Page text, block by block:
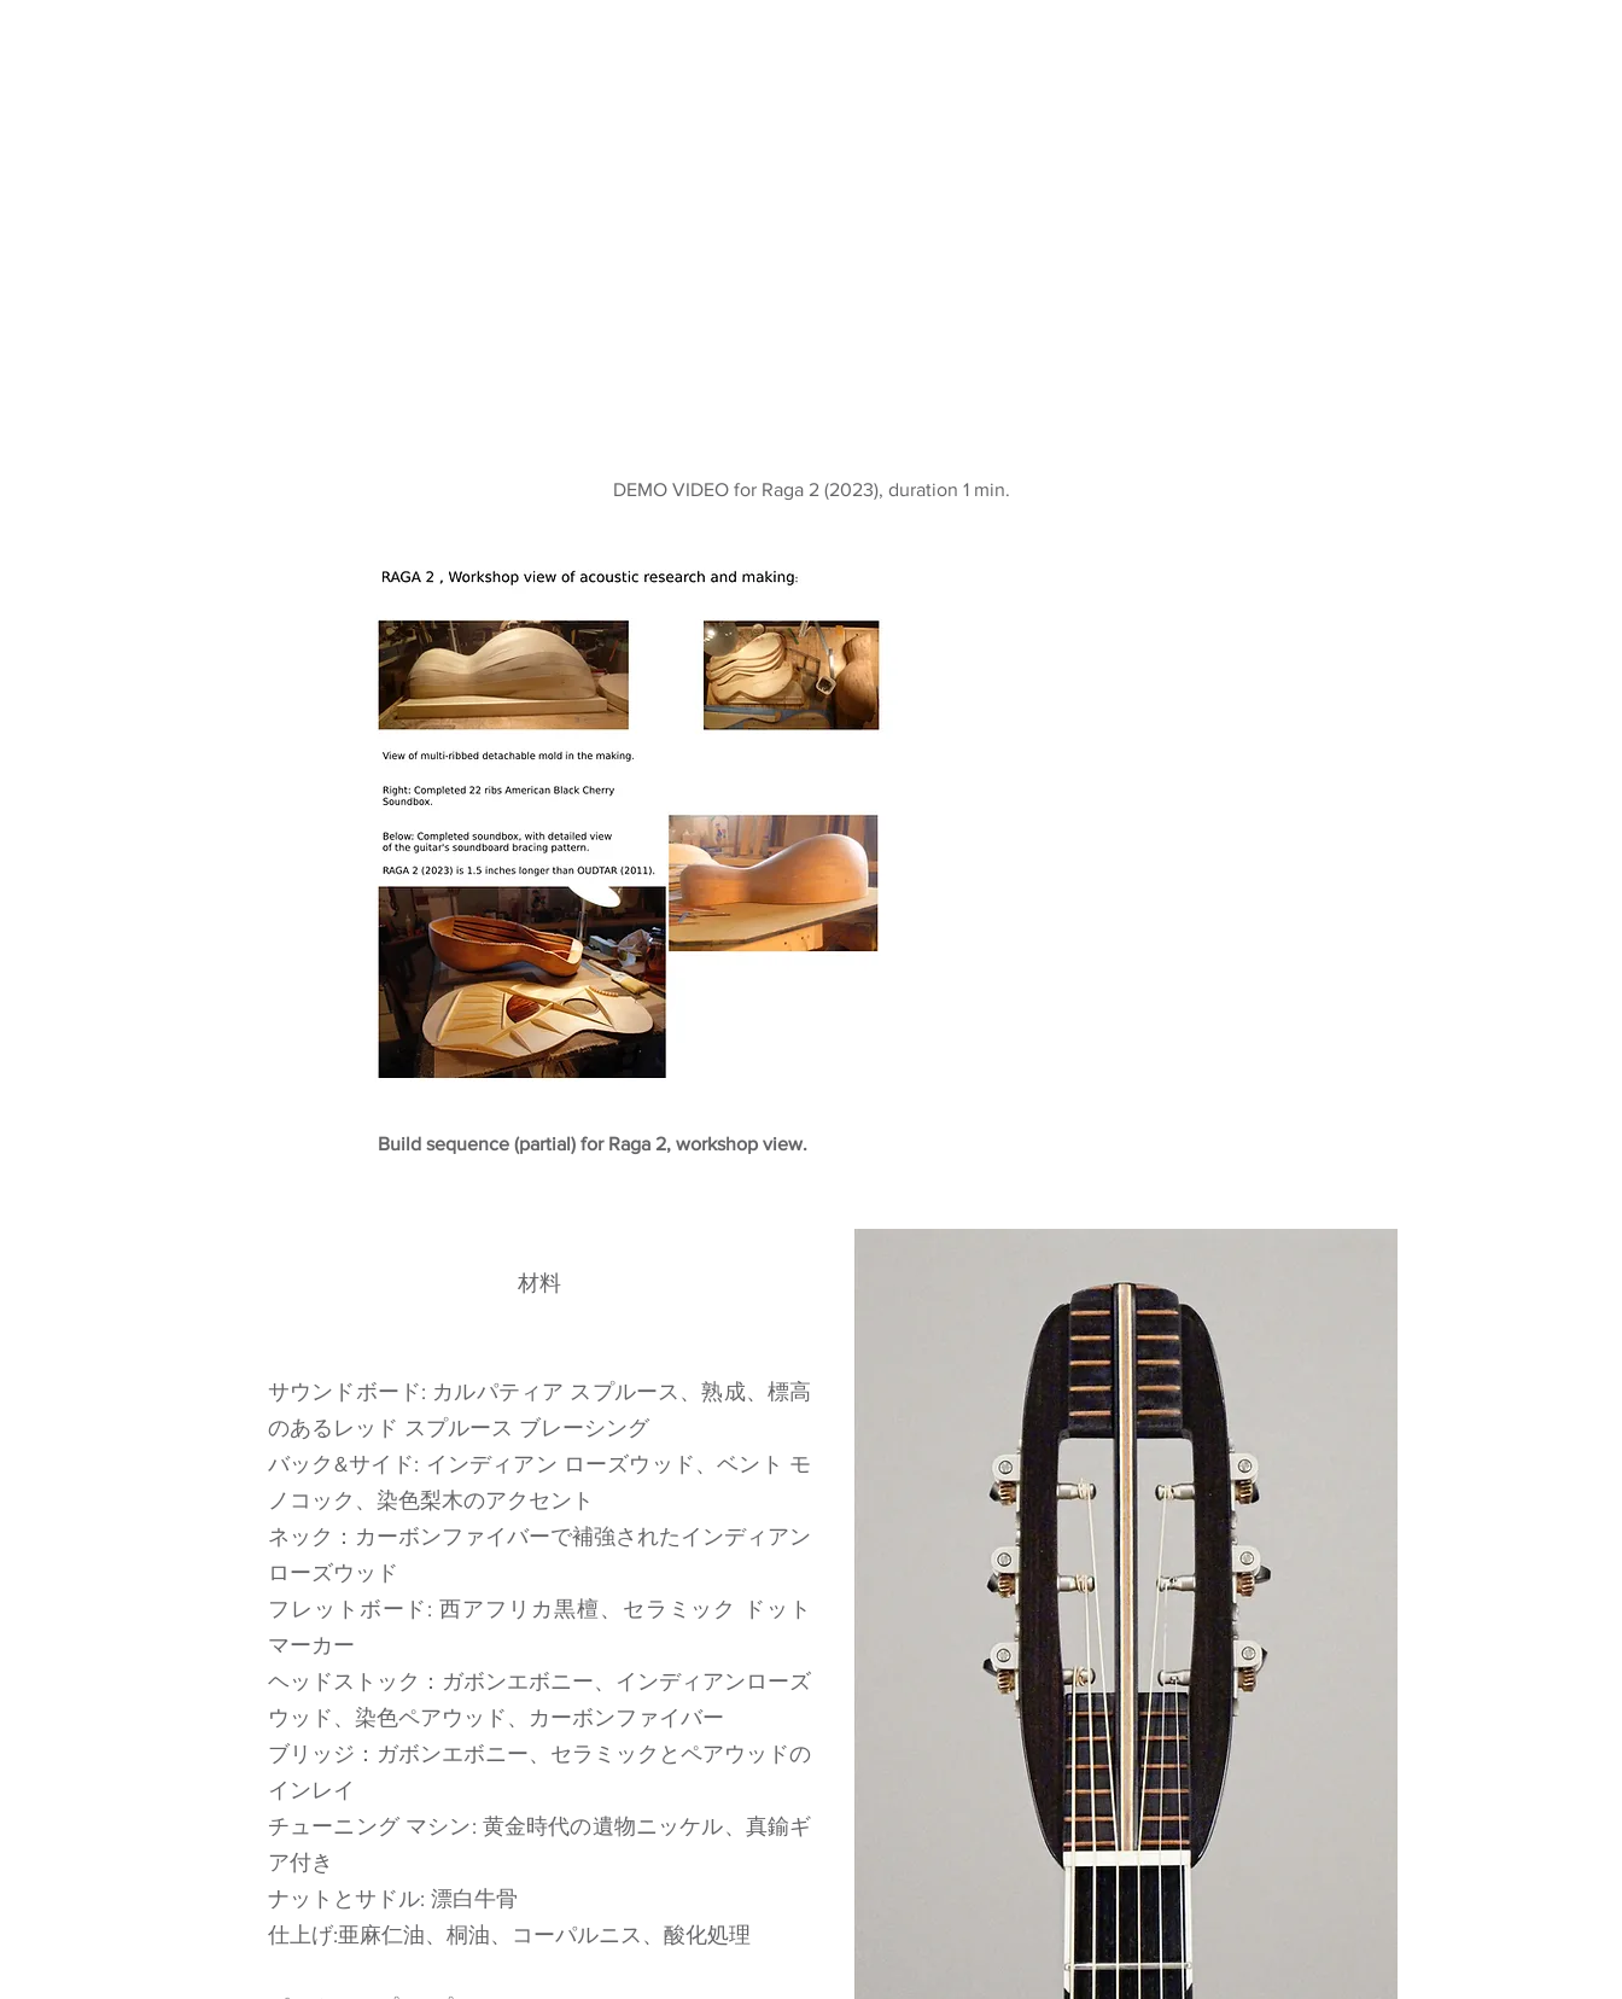
DEMO VIDEO for Raga 2 (2023), duration 1 min.
Build sequence (partial) for Raga 2, workshop view.
材料
サウンドボード: カルパティア スプルース、熟成、標高
のあるレッド スプルース ブレーシング
バック&サイド: インディアン ローズウッド、ベント モ
ノコック、染色梨木のアクセント
ネック：カーボンファイバーで補強されたインディアン
ローズウッド
フレットボード: 西アフリカ黒檀、セラミック ドット
マーカー
ヘッドストック：ガボンエボニー、インディアンローズ
ウッド、染色ペアウッド、カーボンファイバー
ブリッジ：ガボンエボニー、セラミックとペアウッドの
インレイ
チューニング マシン: 黄金時代の遺物ニッケル、真鍮ギ
ア付き
ナットとサドル: 漂白牛骨
仕上げ:亜麻仁油、桐油、コーパルニス、酸化処理